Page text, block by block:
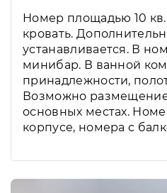
Номер площадью 10
кровать.
устанавливается. В
минибар. В ванной
принадлежности,
Возможно
основных местах.
корпусе, номера с